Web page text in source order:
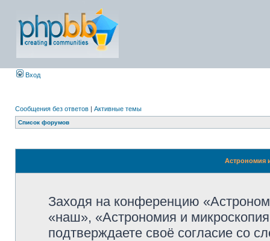
Вход
Сообщения без ответов | Активные темы
Список форумов
Астрономия
Заходя на конференцию
«наш», «Астрономия и
подтверждаете своё согласие со